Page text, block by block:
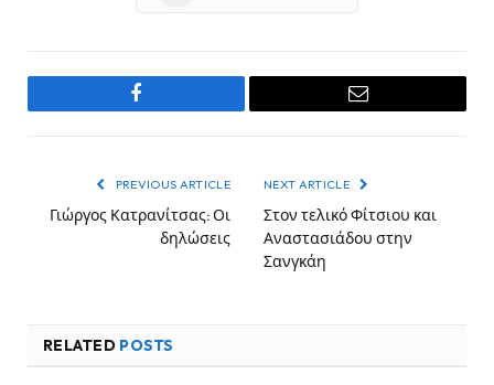
Facebook Email
PREVIOUS ARTICLE
Γιώργος Κατρανίτσας: Οι
δηλώσεις
NEXT ARTICLE
Στον τελικό Φίτσιου και
Αναστασιάδου στην
Σανγκάη
RELATED POSTS